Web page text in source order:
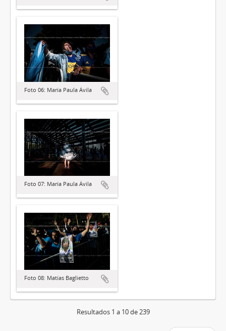
Foto 06: María Paula Ávila
Foto 07: María Paula Ávila
Foto 08: Matías Baglietto
Resultados 1 a 10 de 239